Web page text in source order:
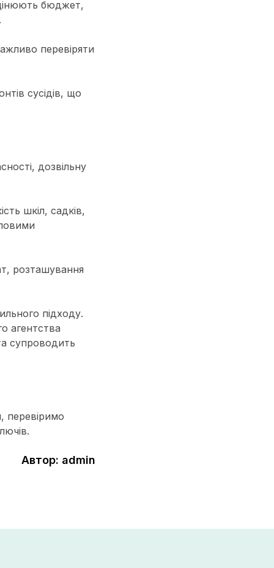
бюджет,
перевіряти
сусідів, що
дозвільну
шкіл, садків,
розташування
підходу.
агентства
супроводить
перевіримо
Автор: admin